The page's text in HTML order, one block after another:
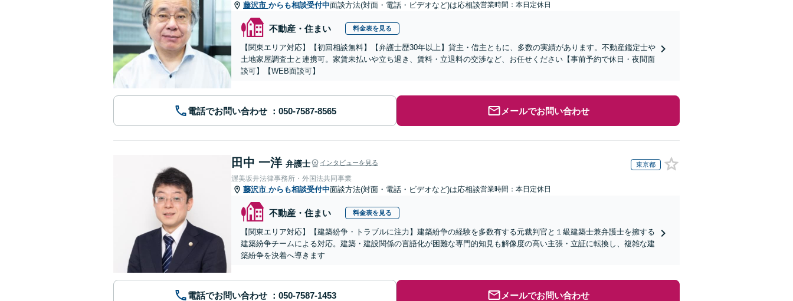
藤沢市 からも相談受付中面談方法(対面・電話・ビデオなど)は応相談営業時間：本日定休日
不動産・住まい 料金表を見る
【関東エリア対応】【初回相談無料】【弁護士歴30年以上】貸主・借主ともに、多数の実績があります。不動産鑑定士や
土地家屋調査士と連携可。家賃未払いや立ち退き、賃料・立退料の交渉など、お任せください【事前予約で休日・夜間面
談可】【WEB面談可】
電話でお問い合わせ メールでお問い合わせ
田中 一洋 弁護士 インタビューを見る 東京都
渥美坂井法律事務所・外国法共同事業
藤沢市 からも相談受付中面談方法(対面・電話・ビデオなど)は応相談営業時間：本日定休日
不動産・住まい 料金表を見る
【関東エリア対応】【建築紛争・トラブルに注力】建築紛争の経験を多数有する元裁判官と１級建築士兼弁護士を擁する
建築紛争チームによる対応。建築・建設関係の言語化が困難な専門的知見も解像度の高い主張・立証に転換し、複雑な建
築紛争を決着へ導きます
電話でお問い合わせ メールでお問い合わせ